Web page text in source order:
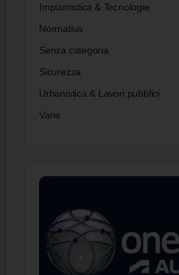
Impiantistica & Tecnologie
Normativa
Senza categoria
Sicurezza
Urbanistica & Lavori pubblici
Varie